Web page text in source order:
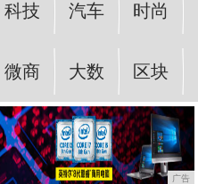
科技 汽车 时尚
微商 大数 区块
广告